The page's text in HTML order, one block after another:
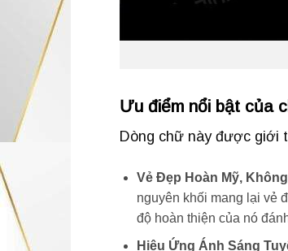
Ưu điểm nổi bật của
Dòng chữ này được giới
Vẻ Đẹp Hoàn Mỹ,
nguyên khối mang lại vẻ
độ hoàn thiện của nó
Hiệu Ứng Ánh Sáng